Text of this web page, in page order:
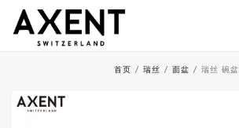
首页 / 瑞丝 / 面盆 / 瑞丝 碗盆